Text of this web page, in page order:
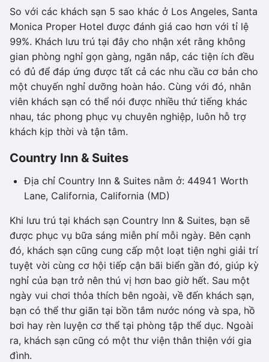
So với các khách sạn 5 sao khác ở Los Angeles, Santa
Monica Proper Hotel được đánh giá cao hơn với tỉ lệ
99%. Khách lưu trú tại đây cho nhận xét rằng không
gian phòng nghỉ gọn gàng, ngăn nắp, các tiện ích đều
có đủ để đáp ứng được tất cả các nhu cầu cơ bản cho
một chuyến nghỉ dưỡng hoàn hảo. Cùng với đó, nhân
viên khách sạn có thể nói được nhiều thứ tiếng khác
nhau, tác phong phục vụ chuyên nghiệp, luôn hỗ trợ
khách kịp thời và tận tâm.
Country Inn & Suites
Địa chỉ Country Inn & Suites nằm ở: 44941 Worth
Lane, California, California (MD)
Khi lưu trú tại khách sạn Country Inn & Suites, bạn sẽ
được phục vụ bữa sáng miễn phí mỗi ngày. Bên cạnh
đó, khách sạn cũng cung cấp một loạt tiện nghi giải trí
tuyệt vời cùng cơ hội tiếp cận bãi biển gần đó, giúp kỳ
nghỉ của bạn trở nên thú vị hơn bao giờ hết. Sau một
ngày vui chơi thỏa thích bên ngoài, về đến khách sạn,
bạn có thể thư giãn tại bồn tắm nước nóng và spa, hồ
bơi hay rèn luyện cơ thể tại phòng tập thể dục. Ngoài
ra, khách sạn cũng có một thư viện thân thiện với gia
đình.